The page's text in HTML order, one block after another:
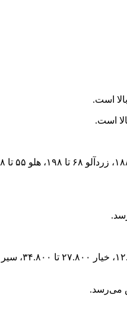
است.
است.